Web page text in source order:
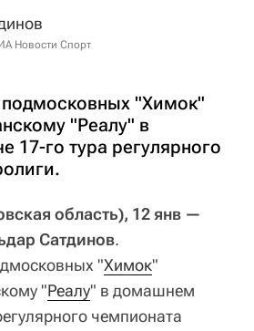
Новости Спорт
"Химок"
"Реалу" в
17-го тура регулярного
область), 12 янв —
Сатдинов.
"Химок"
"Реалу" в домашнем
чемпионата